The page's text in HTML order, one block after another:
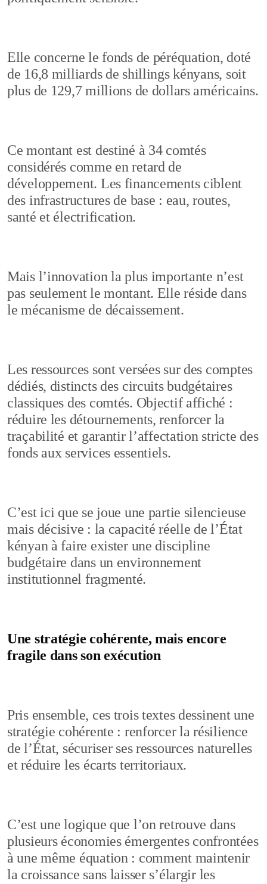
Elle concerne le fonds de péréquation, doté
de 16,8 milliards de shillings kényans, soit
plus de 129,7 millions de dollars américains.
Ce montant est destiné à 34 comtés
considérés comme en retard de
développement. Les financements ciblent
des infrastructures de base : eau, routes,
santé et électrification.
Mais l’innovation la plus importante n’est
pas seulement le montant. Elle réside dans
le mécanisme de décaissement.
Les ressources sont versées sur des comptes
dédiés, distincts des circuits budgétaires
classiques des comtés. Objectif affiché :
réduire les détournements, renforcer la
traçabilité et garantir l’affectation stricte des
fonds aux services essentiels.
C’est ici que se joue une partie silencieuse
mais décisive : la capacité réelle de l’État
kényan à faire exister une discipline
budgétaire dans un environnement
institutionnel fragmenté.
Une stratégie cohérente, mais encore
fragile dans son exécution
Pris ensemble, ces trois textes dessinent une
stratégie cohérente : renforcer la résilience
de l’État, sécuriser ses ressources naturelles
et réduire les écarts territoriaux.
C’est une logique que l’on retrouve dans
plusieurs économies émergentes confrontées
à une même équation : comment maintenir
la croissance sans laisser s’élargir les